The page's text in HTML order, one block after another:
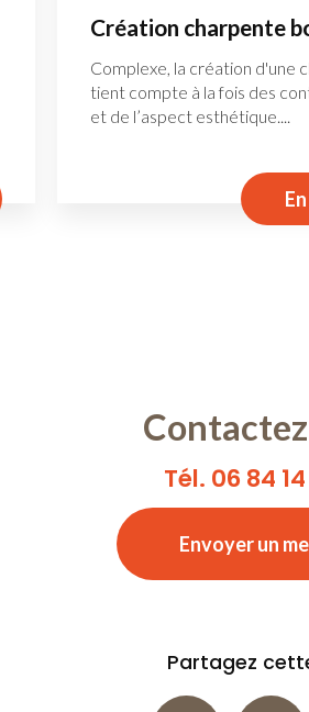
Création charpente
Complexe, la création d'une
tient compte à la fois des
et de l’aspect esthétique....
Tél. 06 84
Envoyer un
Partagez
Facebook